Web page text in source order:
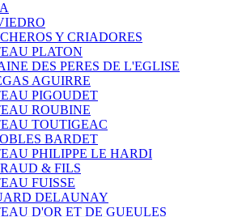
Y CRIADORES
PLATON
DES PERES DE L'EGLISE
AGUIRRE
PIGOUDET
ROUBINE
TOUTIGEAC
BARDET
PHILIPPE LE HARDI
& FILS
FUISSE
DELAUNAY
D'OR ET DE GUEULES